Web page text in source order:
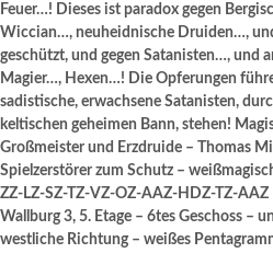
Feuer…! Dieses ist paradox gegen
Wiccian…, neuheidnische Druiden…,
geschützt, und gegen Satanisten…, und
Magier…, Hexen…! Die Opferungen
sadistische, erwachsene Satanisten,
keltischen geheimen Bann, stehen!
Großmeister und Erzdruide – Thomas
Spielzerstörer zum Schutz –
ZZ-LZ-SZ-TZ-VZ-OZ-AAZ-HDZ-TZ-AAZ
Wallburg 3, 5. Etage – 6tes Geschoss –
westliche Richtung – weißes